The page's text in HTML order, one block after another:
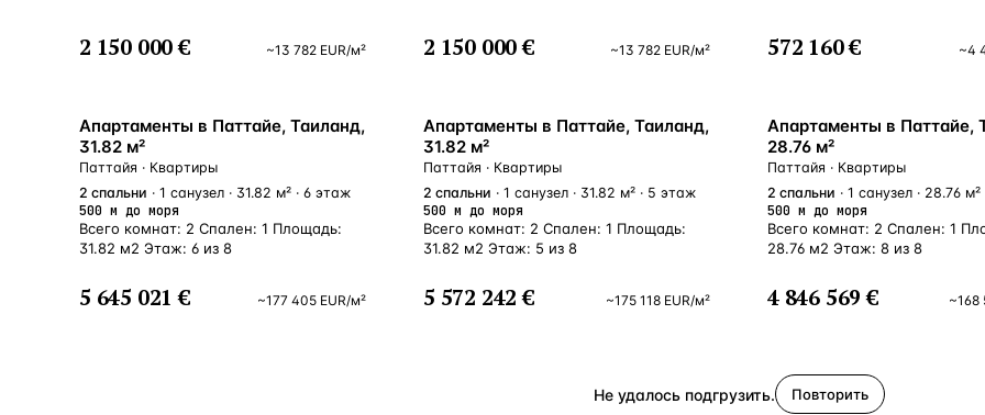
2 150 000 € ~13 782 EUR/м² 2 150 000 € ~13 782 EUR/м² 572 160 € ~4
У МОРЯ
Апартаменты в Паттайе, Таиланд,
31.82 м²
Паттайя · Квартиры
2 спальни · 1 санузел · 31.82 м² · 6 этаж
500 м до моря
Всего комнат: 2 Спален: 1 Площадь:
31.82 м2 Этаж: 6 из 8
5 645 021 € ~177 405 EUR/м²
У МОРЯ
Апартаменты в Паттайе, Таиланд,
31.82 м²
Паттайя · Квартиры
2 спальни · 1 санузел · 31.82 м² · 5 этаж
500 м до моря
Всего комнат: 2 Спален: 1 Площадь:
31.82 м2 Этаж: 5 из 8
5 572 242 € ~175 118 EUR/м²
У МОРЯ
Апартаменты в Паттайе,
28.76 м²
Паттайя · Квартиры
2 спальни · 1 санузел · 28.76
500 м до моря
Всего комнат: 2 Спален: 1
28.76 м2 Этаж: 8 из 8
4 846 569 € ~168
Не удалось подгрузить. Повторить